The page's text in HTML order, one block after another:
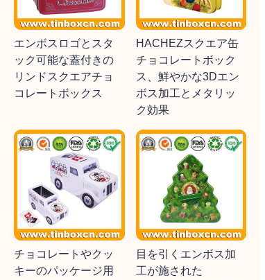
エンボスロゴとスタ
ック可能な蓋付きの
リンドスクエアチョ
コレートボックス
HACHEZスクエア缶
チョコレートボック
ス、鮮やかな3Dエン
ボス加工とメタリッ
ク効果
チョコレートやクッ
キーのパッケージ用
目を引くエンボス加
工が施された